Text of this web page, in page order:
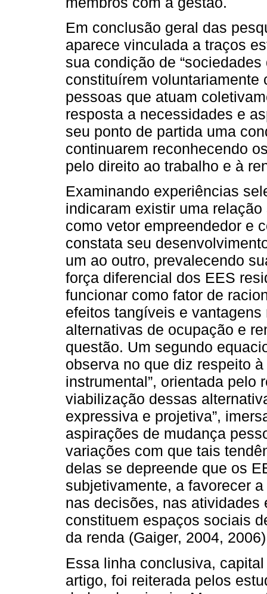
Em conclusão geral das
aparece vinculada a traços
sua condição de
constituírem voluntariamente
pessoas que atuam
resposta a necessidades e
seu ponto de partida uma
continuarem reconhecendo
pelo direito ao trabalho e à
Examinando experiências
indicaram existir uma
como vetor empreendedor e
constata seu
um ao outro, prevalecendo
força diferencial dos EES
funcionar como fator de
efeitos tangíveis e
alternativas de ocupação e
questão. Um segundo
observa no que diz respeito
instrumental”, orientada pelo
viabilização dessas
expressiva e projetiva”,
aspirações de mudança
variações com que tais
delas se depreende que os
subjetivamente, a favorecer
nas decisões, nas atividades
constituem espaços sociais
da renda (Gaiger, 2004,
Essa linha conclusiva,
artigo, foi reiterada pelos